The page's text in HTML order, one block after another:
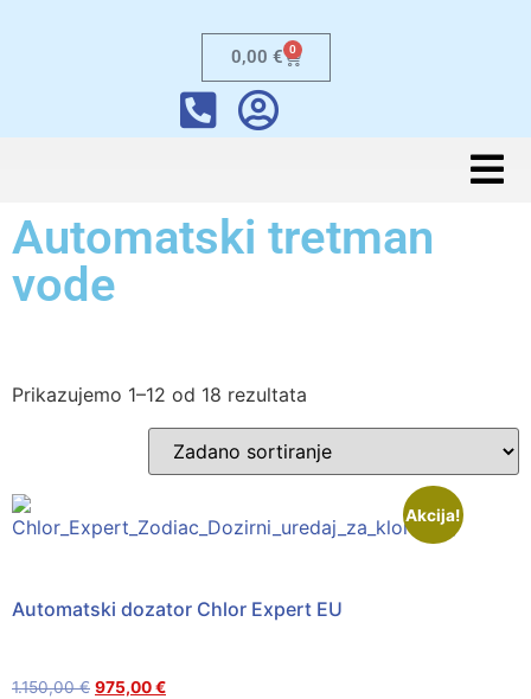
0,00 € 0
Automatski tretman
vode
Prikazujemo 1–12 od 18 rezultata
Akcija!
Automatski dozator Chlor Expert EU
1.150,00€ 975,00€